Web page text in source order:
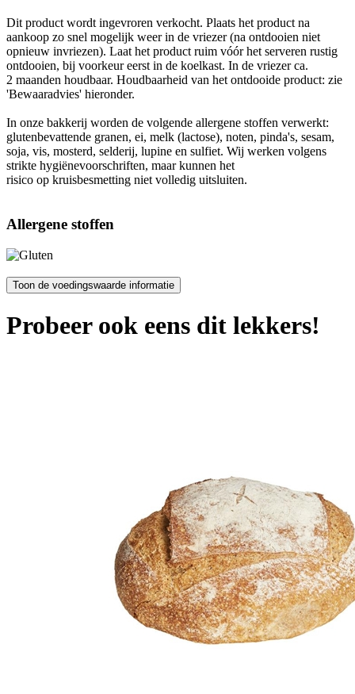
Dit product wordt ingevroren verkocht. Plaats het product na
aankoop zo snel mogelijk weer in de vriezer (na ontdooien niet
opnieuw invriezen). Laat het product ruim vóór het serveren rustig
ontdooien, bij voorkeur eerst in de koelkast. In de vriezer ca.
2 maanden houdbaar. Houdbaarheid van het ontdooide product: zie
'Bewaaradvies' hieronder.
In onze bakkerij worden de volgende allergene stoffen verwerkt:
glutenbevattende granen, ei, melk (lactose), noten, pinda's, sesam,
soja, vis, mosterd, selderij, lupine en sulfiet. Wij werken volgens
strikte hygiënevoorschriften, maar kunnen het
risico op kruisbesmetting niet volledig uitsluiten.
Allergene stoffen
Probeer ook eens dit lekkers!